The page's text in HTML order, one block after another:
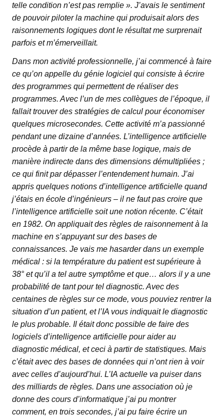
telle condition n’est pas remplie ». J’avais le sentiment
de pouvoir piloter la machine qui produisait alors des
raisonnements logiques dont le résultat me surprenait
parfois et m’émerveillait.
Dans mon activité professionnelle, j’ai commencé à faire
ce qu’on appelle du génie logiciel qui consiste à écrire
des programmes qui permettent de réaliser des
programmes. Avec l’un de mes collègues de l’époque, il
fallait trouver des stratégies de calcul pour économiser
quelques microsecondes. Cette activité m’a passionné
pendant une dizaine d’années. L’intelligence artificielle
procède à partir de la même base logique, mais de
manière indirecte dans des dimensions démultipliées ;
ce qui finit par dépasser l’entendement humain. J’ai
appris quelques notions d’intelligence artificielle quand
j’étais en école d’ingénieurs – il ne faut pas croire que
l’intelligence artificielle soit une notion récente. C’était
en 1982. On appliquait des règles de raisonnement à la
machine en s’appuyant sur des bases de
connaissances. Je vais me hasarder dans un exemple
médical : si la température du patient est supérieure à
38° et qu’il a tel autre symptôme et que… alors il y a une
probabilité de tant pour tel diagnostic. Avec des
centaines de règles sur ce mode, vous pouviez rentrer la
situation d’un patient, et l’IA vous indiquait le diagnostic
le plus probable. Il était donc possible de faire des
logiciels d’intelligence artificielle pour aider au
diagnostic médical, et ceci à partir de statistiques. Mais
c’était avec des bases de données qui n’ont rien à voir
avec celles d’aujourd’hui. L’IA actuelle va puiser dans
des milliards de règles. Dans une association où je
donne des cours d’informatique j’ai pu montrer
comment, en trois secondes, j’ai pu faire écrire un